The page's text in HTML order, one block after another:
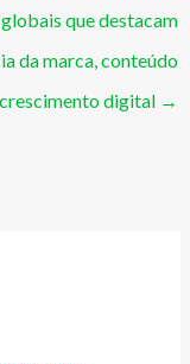
globais que destacam
da marca, conteúdo
digital →